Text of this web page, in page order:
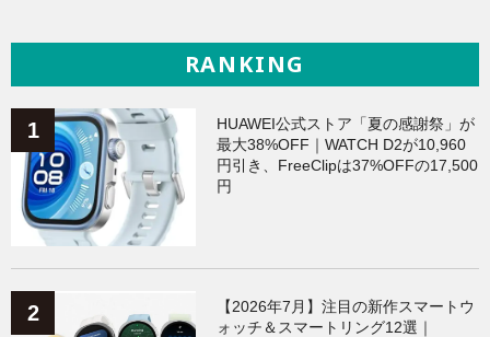
RANKING
HUAWEI公式ストア「夏の感謝祭」が
最大38%OFF｜WATCH D2が10,960
円引き、FreeClipは37%OFFの17,500
円
【2026年7月】注目の新作スマートウ
ォッチ＆スマートリング12選｜